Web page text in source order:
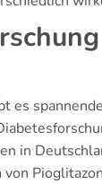
es
in